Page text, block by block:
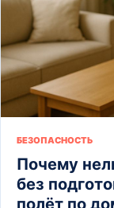
БЕЗОПАСНОСТЬ
Почему
без
полёт по